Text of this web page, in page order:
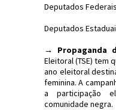
Deputados
Deputados
→ Propaganda
Eleitoral (TSE) tem
ano eleitoral
feminina. A
a participação
comunidade negra.